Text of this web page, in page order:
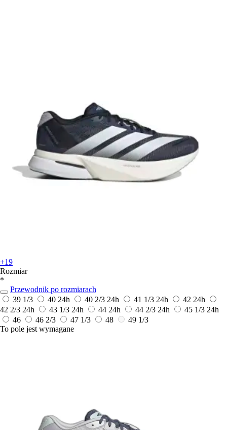
+19
Rozmiar
*
Przewodnik po rozmiarach
39 1/3
40 24h 40 2/3 24h 41 1/3 24h 42 24h
42 2/3 24h 43 1/3 24h 44 24h 44 2/3 24h 45 1/3 24h
46
46 2/3 47 1/3 48
49 1/3
To pole jest wymagane